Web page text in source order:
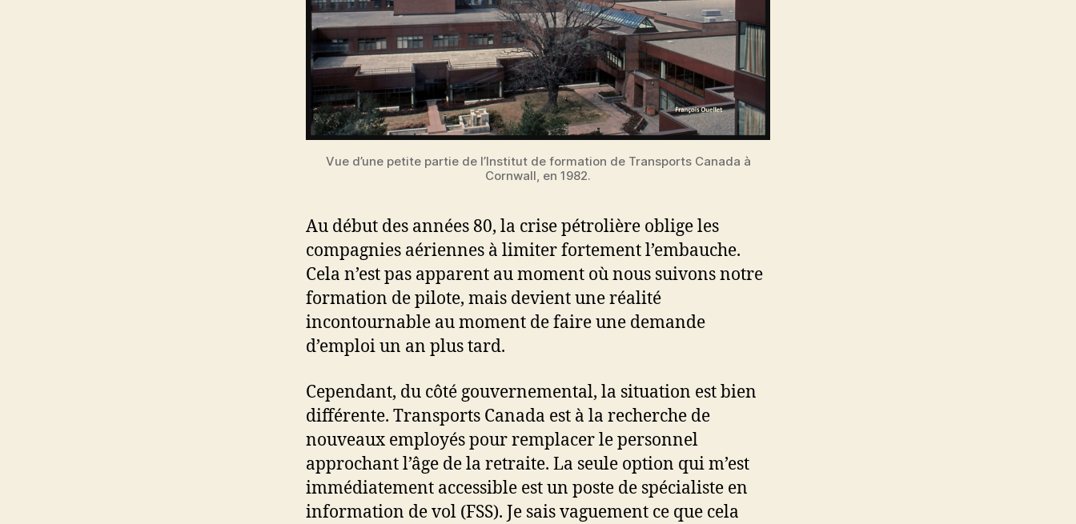
Vue d’une petite partie de l’Institut de formation de Transports Canada à
Cornwall, en 1982.
Au début des années 80, la crise pétrolière oblige les
compagnies aériennes à limiter fortement l’embauche.
Cela n’est pas apparent au moment où nous suivons notre
formation de pilote, mais devient une réalité
incontournable au moment de faire une demande
d’emploi un an plus tard.
Cependant, du côté gouvernemental, la situation est bien
différente. Transports Canada est à la recherche de
nouveaux employés pour remplacer le personnel
approchant l’âge de la retraite. La seule option qui m’est
immédiatement accessible est un poste de spécialiste en
information de vol (FSS). Je sais vaguement ce que cela